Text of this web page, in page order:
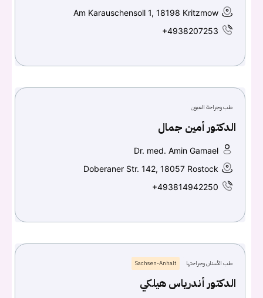
Am Karauschensoll 1, 18198 Kritzmow
+4938207253
طب وجراحة العيون
الدكتور أمين جمال
Dr. med. Amin Gamael
Doberaner Str. 142, 18057 Rostock
+493814942250
طب الأسنان وجراحتها Sachsen-Anhalt
الدكتور أندرياس هيلكي